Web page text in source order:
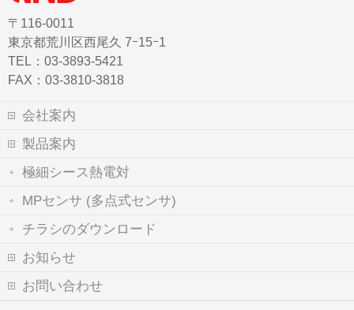
〒116-0011
東京都荒川区西尾久 7ｰ15ｰ1
TEL：03-3893-5421
FAX：03-3810-3818
会社案内
製品案内
極細シース熱電対
MPセンサ (多点式センサ)
チラシのダウンロード
お知らせ
お問い合わせ